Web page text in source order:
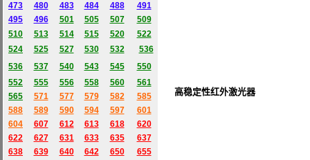
473
480 483 484 488
491
495
496 501 505 507
509
510
513 514 515 520
522
524
525 527 530 532
536
536
537 540 543 545
550
552
555 556 558 560
561
565
571 577 579 582
585
588
589 590 594 597
601
604
607 612 613 618
620
622
627 631 633 635
637
638
639 640 642 650
655
高稳定性红外激光器